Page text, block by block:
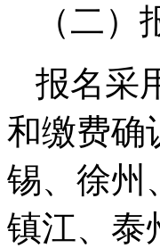
（二）
报名采
和缴费确
锡、徐州
镇江、泰